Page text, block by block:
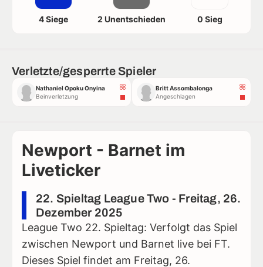
4 Siege 2 Unentschieden 0 Sieg
Verletzte/gesperrte Spieler
Nathaniel Opoku Onyina
Beinverletzung
Britt Assombalonga
Angeschlagen
Newport - Barnet im
Liveticker
22. Spieltag League Two - Freitag, 26.
Dezember 2025
League Two 22. Spieltag: Verfolgt das Spiel
zwischen Newport und Barnet live bei FT.
Dieses Spiel findet am Freitag, 26.